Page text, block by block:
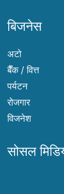
बिजनेस
अटो
बैँक / वित्त
पर्यटन
रोजगार
विजनेश
सोसल